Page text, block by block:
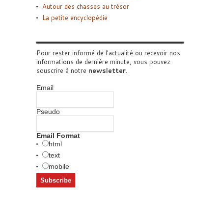
Autour des chasses au trésor
La petite encyclopédie
Pour rester informé de l'actualité ou recevoir nos
informations de dernière minute, vous pouvez
souscrire à notre newsletter.
Email
Pseudo
Email Format
html
text
mobile